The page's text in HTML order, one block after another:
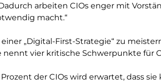
arbeiten CIOs enger mit
macht.“
„Digital-First-Strategie“ zu
nennt vier kritische Schwerpunkte für
Prozent der CIOs wird erwartet, dass